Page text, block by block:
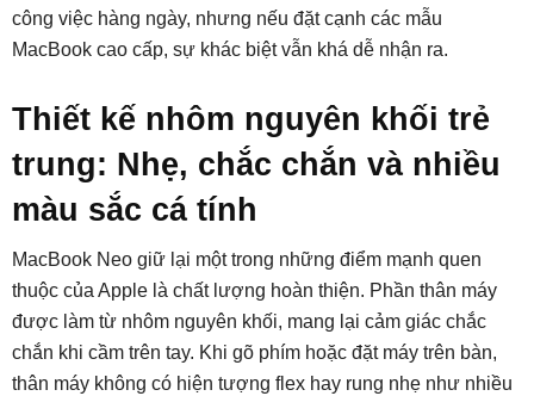
công việc hàng ngày, nhưng nếu đặt cạnh các mẫu
MacBook cao cấp, sự khác biệt vẫn khá dễ nhận ra.
Thiết kế nhôm nguyên khối trẻ
trung: Nhẹ, chắc chắn và nhiều
màu sắc cá tính
MacBook Neo giữ lại một trong những điểm mạnh quen
thuộc của Apple là chất lượng hoàn thiện. Phần thân máy
được làm từ nhôm nguyên khối, mang lại cảm giác chắc
chắn khi cầm trên tay. Khi gõ phím hoặc đặt máy trên bàn,
thân máy không có hiện tượng flex hay rung nhẹ như nhiều